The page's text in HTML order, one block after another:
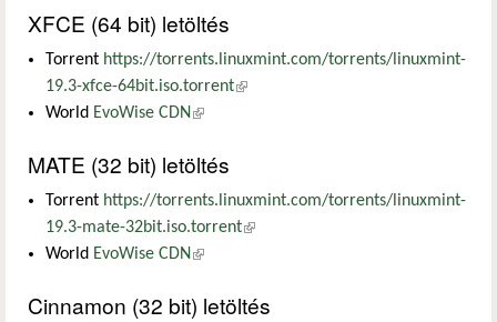
XFCE (64 bit) letöltés
Torrent https://torrents.linuxmint.com/torrents/linuxmint-
19.3-xfce-64bit.iso.torrent(külső hivatkozás)
World EvoWise CDN (külső hivatkozás)
MATE (32 bit) letöltés
Torrent https://torrents.linuxmint.com/torrents/linuxmint-
19.3-mate-32bit.iso.torrent(külső hivatkozás)
World EvoWise CDN (külső hivatkozás)
Cinnamon (32 bit) letöltés